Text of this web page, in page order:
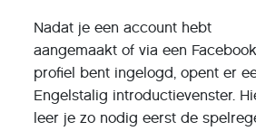
Nadat je een account hebt
aangemaakt of via een
profiel bent ingelogd, opent er
Engelstalig introductievenster.
leer je zo nodig eerst de